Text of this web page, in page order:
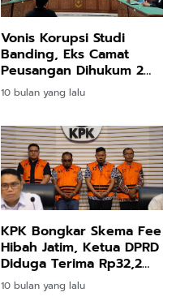
Vonis Korupsi Studi
Banding, Eks Camat
Peusangan Dihukum 2
Tahun 10 Bulan Penjara
10 bulan yang lalu
KPK Bongkar Skema Fee
Hibah Jatim, Ketua DPRD
Diduga Terima Rp32,2
Miliar!
10 bulan yang lalu